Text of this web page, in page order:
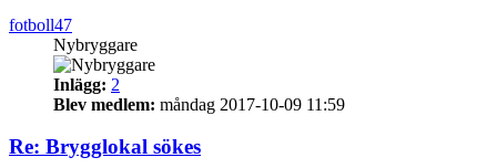
fotboll47
Nybryggare
Inlägg: 2
Blev medlem: måndag 2017-10-09 11:59
Re: Brygglokal sökes